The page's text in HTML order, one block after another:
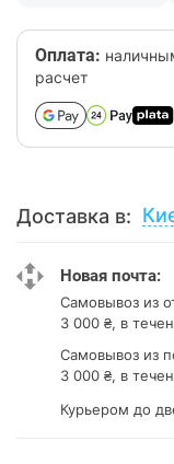
Оплата:
расчет
Доставка в:
Новая почта:
Самовывоз из
3 000 ₴, в
Самовывоз из
3 000 ₴, в
Курьером до